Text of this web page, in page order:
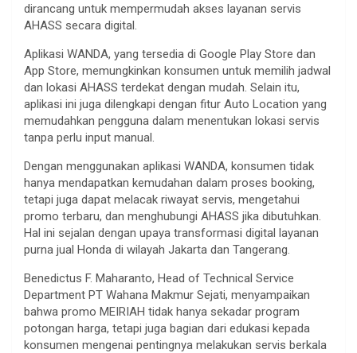
dirancang untuk mempermudah akses layanan servis
AHASS secara digital.
Aplikasi WANDA, yang tersedia di Google Play Store dan
App Store, memungkinkan konsumen untuk memilih jadwal
dan lokasi AHASS terdekat dengan mudah. Selain itu,
aplikasi ini juga dilengkapi dengan fitur Auto Location yang
memudahkan pengguna dalam menentukan lokasi servis
tanpa perlu input manual.
Dengan menggunakan aplikasi WANDA, konsumen tidak
hanya mendapatkan kemudahan dalam proses booking,
tetapi juga dapat melacak riwayat servis, mengetahui
promo terbaru, dan menghubungi AHASS jika dibutuhkan.
Hal ini sejalan dengan upaya transformasi digital layanan
purna jual Honda di wilayah Jakarta dan Tangerang.
Benedictus F. Maharanto, Head of Technical Service
Department PT Wahana Makmur Sejati, menyampaikan
bahwa promo MEIRIAH tidak hanya sekadar program
potongan harga, tetapi juga bagian dari edukasi kepada
konsumen mengenai pentingnya melakukan servis berkala